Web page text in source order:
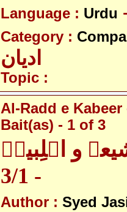
Language : Urdu
Category :
ادیان
Topic :
Al-Radd e
Bait(as) - 1 of 3
و اہلِبیتؑ
- 3/1
Author : Syed